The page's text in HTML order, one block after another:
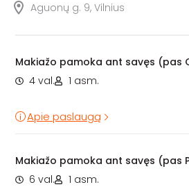
Aguonų g. 9, Vilnius
Makiažo pamoka ant savęs (pas
4 val.
1 asm.
Apie paslaugą
Makiažo pamoka ant savęs (pas
6 val.
1 asm.